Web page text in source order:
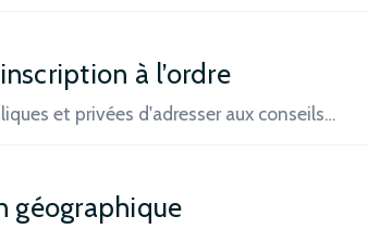
à l’ordre
et privées d'adresser aux conseils…
géographique